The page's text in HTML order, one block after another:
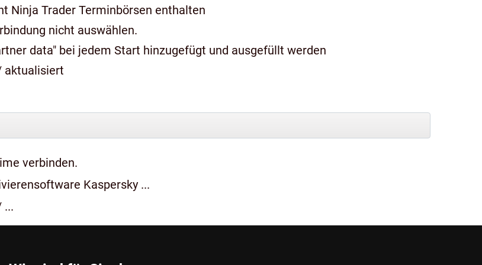
Ninja Trader Terminbörsen enthalten
nicht auswählen.
data" bei jedem Start hinzugefügt und ausgefüllt werden
aktualisiert
verbinden.
Kaspersky ...
...